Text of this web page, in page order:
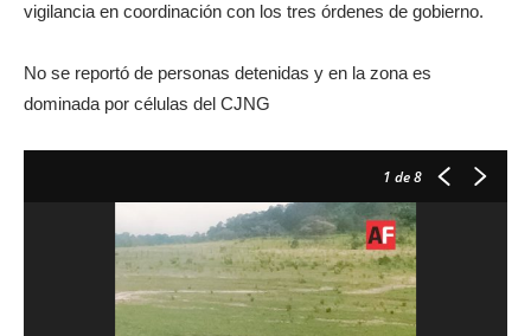
vigilancia en coordinación con los tres órdenes de gobierno.
No se reportó de personas detenidas y en la zona es
dominada por células del CJNG
1 de 8